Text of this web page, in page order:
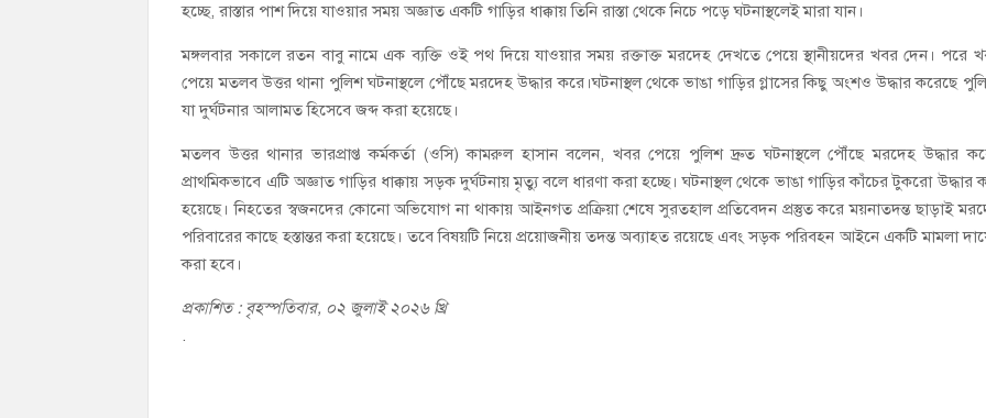
হচ্ছে, রাস্তার পাশ দিয়ে যাওয়ার সময় অজ্ঞাত একটি গাড়ির ধাক্কায় তিনি রাস্তা থেকে নিচে পড়ে ঘটনাস্থলেই মারা যান।
মঙ্গলবার সকালে রতন বাবু নামে এক ব্যক্তি ওই পথ দিয়ে যাওয়ার সময় রক্তাক্ত মরদেহ দেখতে পেয়ে স্থানীয়দের খবর দেন। পরে
পেয়ে মতলব উত্তর থানা পুলিশ ঘটনাস্থলে পৌঁছে মরদেহ উদ্ধার করে।ঘটনাস্থল থেকে ভাঙা গাড়ির গ্লাসের কিছু অংশও উদ্ধার করেছে
যা দুর্ঘটনার আলামত হিসেবে জব্দ করা হয়েছে।
মতলব উত্তর থানার ভারপ্রাপ্ত কর্মকর্তা (ওসি) কামরুল হাসান বলেন, খবর পেয়ে পুলিশ দ্রুত ঘটনাস্থলে পৌঁছে মরদেহ উদ্ধার
প্রাথমিকভাবে এটি অজ্ঞাত গাড়ির ধাক্কায় সড়ক দুর্ঘটনায় মৃত্যু বলে ধারণা করা হচ্ছে। ঘটনাস্থল থেকে ভাঙা গাড়ির কাঁচের টুকরো উদ্ধার
হয়েছে। নিহতের স্বজনদের কোনো অভিযোগ না থাকায় আইনগত প্রক্রিয়া শেষে সুরতহাল প্রতিবেদন প্রস্তুত করে ময়নাতদন্ত ছাড়াই
পরিবারের কাছে হস্তান্তর করা হয়েছে। তবে বিষয়টি নিয়ে প্রয়োজনীয় তদন্ত অব্যাহত রয়েছে এবং সড়ক পরিবহন আইনে একটি মামলা
করা হবে।
প্রকাশিত : বৃহস্পতিবার, ০২ জুলাই ২০২৬ খ্রি
.